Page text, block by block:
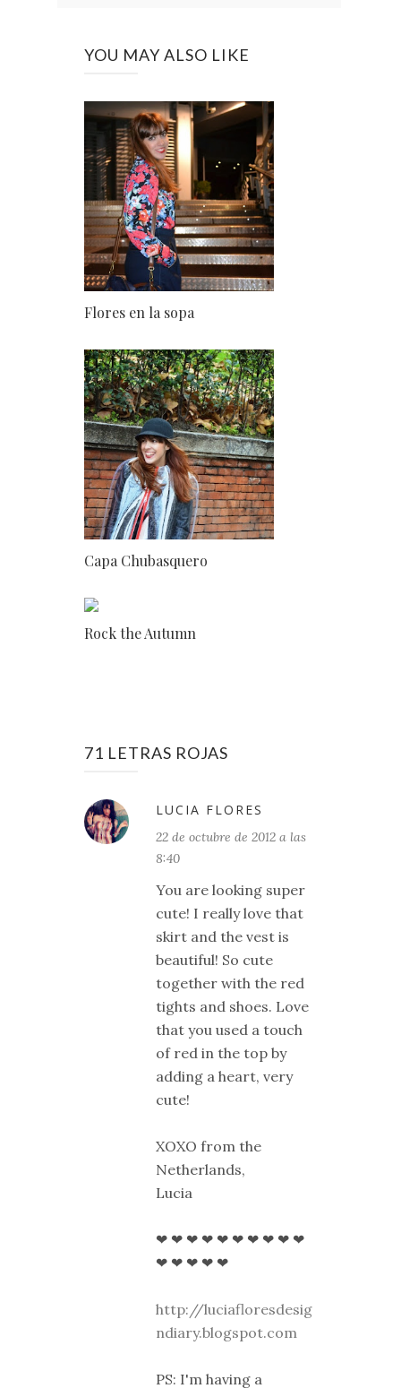
YOU MAY ALSO LIKE
Flores en la sopa
Capa Chubasquero
Rock the Autumn
71 LETRAS ROJAS
LUCIA FLORES
22 de octubre de 2012 a las
8:40
You are looking super
cute! I really love that
skirt and the vest is
beautiful! So cute
together with the red
tights and shoes. Love
that you used a touch
of red in the top by
adding a heart, very
cute!
XOXO from the
Netherlands,
Lucia
❤ ❤ ❤ ❤ ❤ ❤ ❤ ❤ ❤ ❤
❤ ❤ ❤ ❤ ❤
http://luciafloresdesig
ndiary.blogspot.com
PS: I'm having a